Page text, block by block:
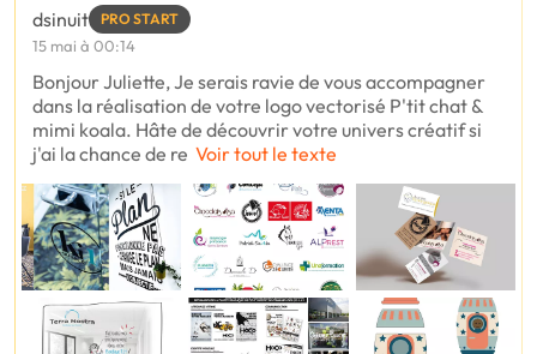
dsinuit PRO START
15 mai à 00:14
Bonjour Juliette, Je serais ravie de vous accompagner
dans la réalisation de votre logo vectorisé P'tit chat &
mimi koala. Hâte de découvrir votre univers créatif si
j'ai la chance de re Voir tout le texte